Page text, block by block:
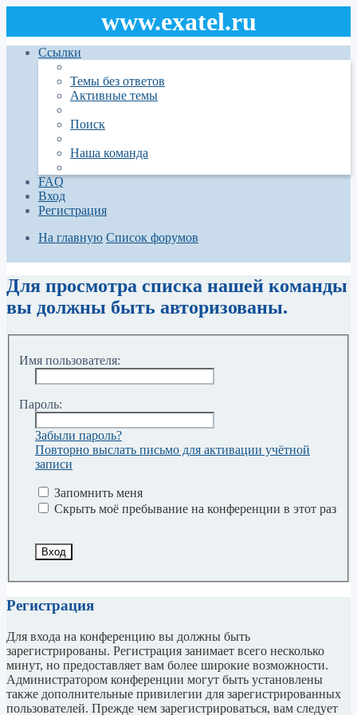
www.exatel.ru
Ссылки
Темы без ответов
Активные темы
Поиск
Наша команда
FAQ
Вход
Регистрация
На главную Список форумов
Для просмотра списка нашей команды
вы должны быть авторизованы.
Имя пользователя:
Пароль:
Забыли пароль?
Повторно выслать письмо для активации учётной
записи
Запомнить меня
Скрыть моё пребывание на конференции в этот раз
Регистрация
Для входа на конференцию вы должны быть
зарегистрированы. Регистрация занимает всего несколько
минут, но предоставляет вам более широкие возможности.
Администратором конференции могут быть установлены
также дополнительные привилегии для зарегистрированных
пользователей. Прежде чем зарегистрироваться, вам следует